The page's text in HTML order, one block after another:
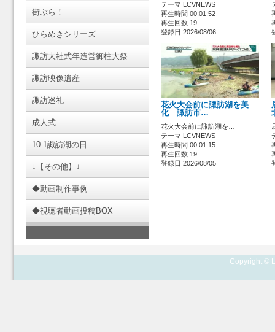
街ぶら！
ひらめきシリーズ
諏訪大社式年造営御柱大祭
諏訪映像遺産
諏訪巡礼
成人式
10.1諏訪湖の日
↓【その他】↓
◆動画制作事例
◆視聴者動画投稿BOX
テーマ LCVNEWS
再生時間 00:01:52
再生回数 19
登録日 2026/08/06
花火大会前に諏訪湖を美
化 諏訪市…
花火大会前に諏訪湖を…
テーマ LCVNEWS
再生時間 00:01:15
再生回数 19
登録日 2026/08/05
Copyright ©